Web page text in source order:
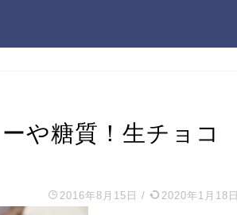
や糖質！生チョコ
2016年8月15日 / 2020年1月18日